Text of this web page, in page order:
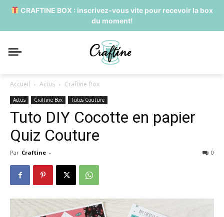
CRAFTINE BOX : inscrivez-vous vite pour recevoir la box
du moment!
Accueil Actus Craftine Box
Actus Craftine Box Tutos Couture
Tuto DIY Cocotte en papier
Quiz Couture
Par Craftine - 0